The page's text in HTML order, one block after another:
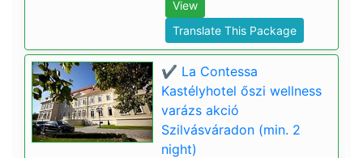
View
Translate This Package
✔️ La Contessa
Kastélyhotel őszi wellness
varázs akció
Szilvásváradon (min. 2
night)